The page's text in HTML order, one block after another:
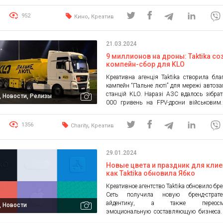
прокат сильно зависел от
представительств крупных американских
Дистрибьютор уже успел показать в
кинотеатрах «Фаворитку Миллера»,
друга» и […]
952 Кино, Креатив
Новости, Релизы
21.03.2024
9 миллионов на дроны: Taktika
компейн-сбор для KLO
Креативна агенція Taktika створила
кампейн “Пальне люті” для мережі
станцій KLO. Наразі АЗС вдалось
000 гривень на FPV-дрони
вересні 2023 року бренд запустив
збір коштів. З вартості кожного
[…]
1356 Charity, Креатив
Новости
29.01.2024
Новые цвета и праздник для
как Taktika обновила Ябко
Креативное агентство Taktika обновило
Сеть получила новую бренд-
айдентику, а также
эмоциональную составляющую